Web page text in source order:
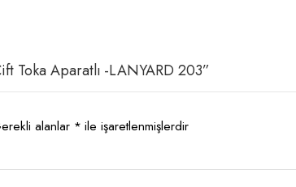
Toka Aparatlı -LANYARD 203”
alanlar * ile işaretlenmişlerdir